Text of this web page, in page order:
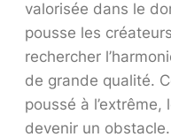
valorisée dans le
pousse les
rechercher
de grande qualité.
poussé à
devenir un